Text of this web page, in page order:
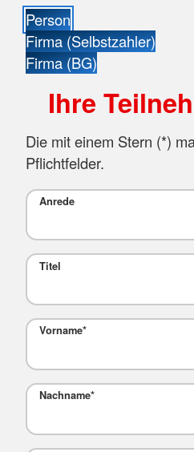
Person
Firma (Selbstzahler)
Firma (BG)
Ihre
Die mit einem Stern (*)
Pflichtfelder.
Anrede
Titel
Vorname*
Nachname*